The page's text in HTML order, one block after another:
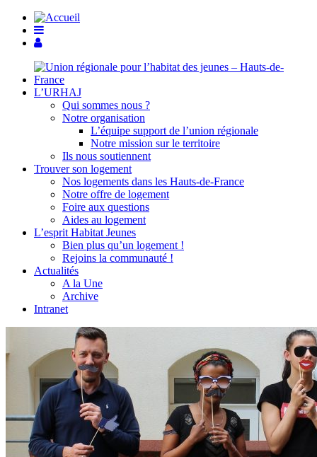
L’URHAJ
Qui sommes nous ?
Notre organisation
L’équipe support de l’union régionale
Notre mission sur le territoire
Ils nous soutiennent
Trouver son logement
Nos logements dans les Hauts-de-France
Notre offre de logement
Foire aux questions
Aides au logement
L’esprit Habitat Jeunes
Bien plus qu’un logement !
Rejoins la communauté !
Actualités
A la Une
Archive
Intranet